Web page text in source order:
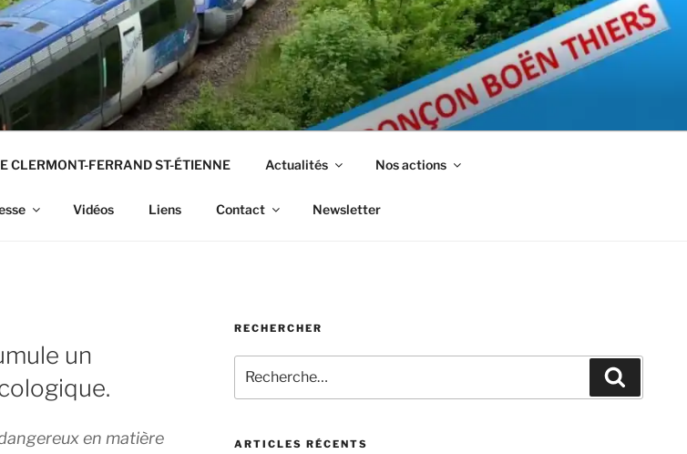
CLERMONT-FERRAND ST-ÉTIENNE Actualités Nos actions
Vidéos Liens Contact Newsletter
un
en matière
RECHERCHER
pour
:
ARTICLES RÉCENTS